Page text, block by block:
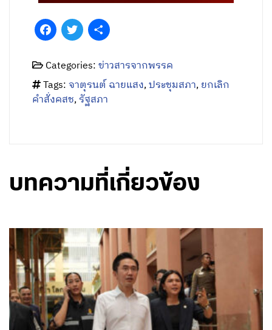
FacebookTwitter
Categories:ข่าวสารจากพรรค
Tags:จาตุรนต์ ฉายแสง,ประชุมสภา,ยกเลิก
คำสั่งคสช,รัฐสภา
บทความที่เกี่ยวข้อง